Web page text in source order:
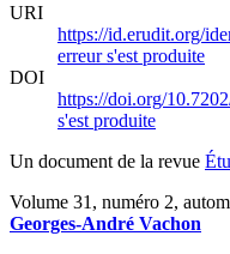
URI
https://id.erudit.org/
erreur s'est produite
DOI
https://doi.org/
s'est produite
Un document de la revue
Volume 31, numéro 2,
Georges-André Vachon